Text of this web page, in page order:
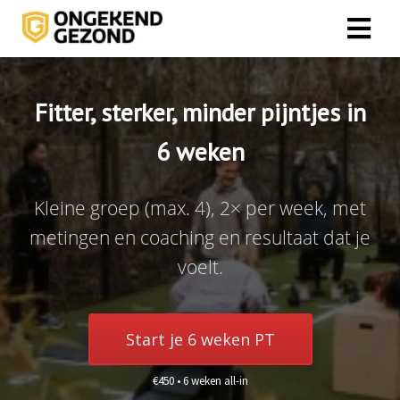
Fitter, sterker, minder pijntjes in
6 weken
Kleine groep (max. 4), 2× per week, met
metingen en coaching en resultaat dat je
voelt.
Start je 6 weken PT
€450 • 6 weken all-in
policy
om
te
Ze
gebruikt
deze